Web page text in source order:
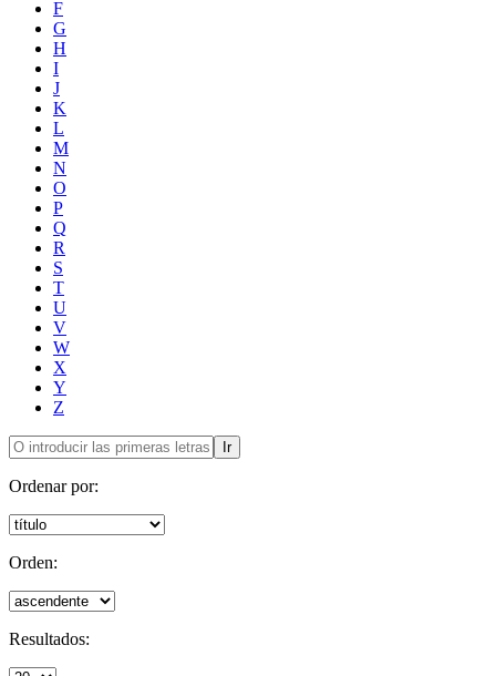
F
G
H
I
J
K
L
M
N
O
P
Q
R
S
T
U
V
W
X
Y
Z
Ir
Ordenar por:
Orden:
Resultados: